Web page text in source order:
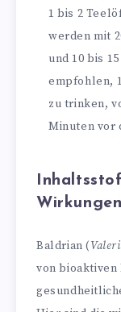
1 bis 2
werden mit
und 10 bis
empfohlen,
zu trinken,
Minuten vor
Baldrian (
von